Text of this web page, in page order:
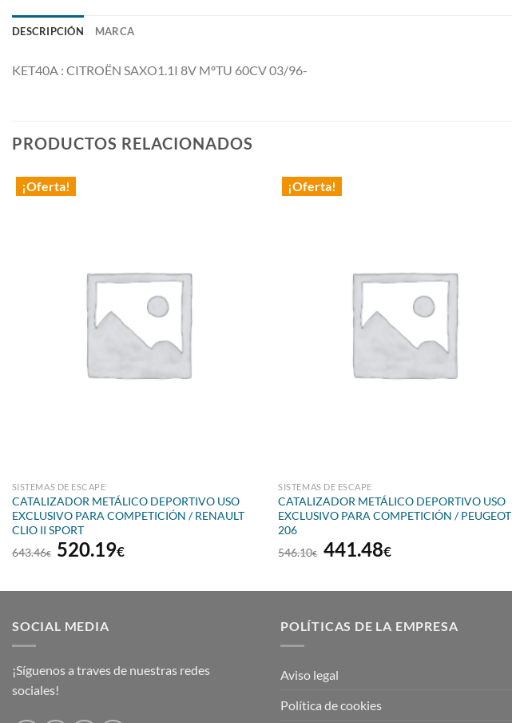
DESCRIPCIÓN MARCA
KET40A : CITROËN SAXO1.1I 8V MºTU 60CV 03/96-
PRODUCTOS RELACIONADOS
¡Oferta!
SISTEMAS DE ESCAPE
CATALIZADOR METÁLICO DEPORTIVO USO
EXCLUSIVO PARA COMPETICIÓN / RENAULT
CLIO II SPORT
643.46€
El
original
643.46€.
520.19€El
actual
¡Oferta!
SISTEMAS DE ESCAPE
CATALIZADOR METÁLICO DEPORTIVO USO
EXCLUSIVO PARA COMPETICIÓN / PEUGEOT
206
546.10€
El
original
546.10€.
441.48€El
actual
441.48€.
SOCIAL MEDIA
¡Síguenos a traves de nuestras redes
sociales!
POLÍTICAS DE LA EMPRESA
Aviso legal
Política de cookies